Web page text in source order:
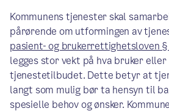
Kommunens tjenester skal
pårørende om utformingen av
pasient- og brukerrettighetsloven
legges stor vekt på hva bruker
tjenestetilbudet. Dette betyr at
langt som mulig bør ta hensyn til
spesielle behov og ønsker.